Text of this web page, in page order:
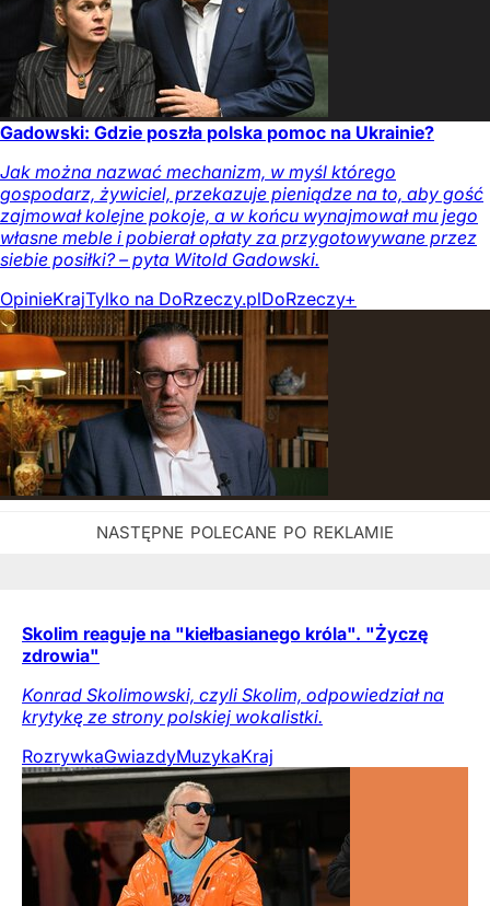
Gadowski: Gdzie poszła polska pomoc na Ukrainie?
Jak można nazwać mechanizm, w myśl którego
gospodarz, żywiciel, przekazuje pieniądze na to, aby gość
zajmował kolejne pokoje, a w końcu wynajmował mu jego
własne meble i pobierał opłaty za przygotowywane przez
siebie posiłki? – pyta Witold Gadowski.
OpinieKrajTylko na DoRzeczy.plDoRzeczy+
Skolim reaguje na "kiełbasianego króla". "Życzę
zdrowia"
Konrad Skolimowski, czyli Skolim, odpowiedział na
krytykę ze strony polskiej wokalistki.
RozrywkaGwiazdyMuzykaKraj